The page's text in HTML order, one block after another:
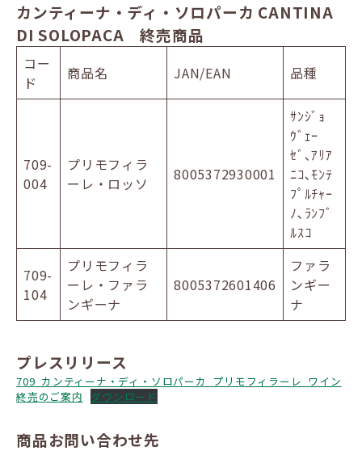
カンティーナ・ディ・ソロパーカ CANTINA
DI SOLOPACA 終売商品
コー
ド
商品名 JAN/EAN 品種
709-
004
プリモフィラ
ーレ・ロッソ
8005372930001
ｻﾝｼﾞｮ
ｳﾞｪｰ
ｾﾞ､ｱﾘｱ
ﾆｺ､ﾓﾝﾃ
ﾌﾟﾙﾁｬｰ
ﾉ､ﾗﾝﾌﾞ
ﾙｽｺ
709-
104
プリモフィラ
ーレ・ファラ
ンギーナ
8005372601406
ファラ
ンギー
ナ
プレスリリース
709_カンティーナ・ディ・ソロパーカ_プリモフィラーレ_ワイン
終売のご案内
ダウンロード
商品お問い合わせ先